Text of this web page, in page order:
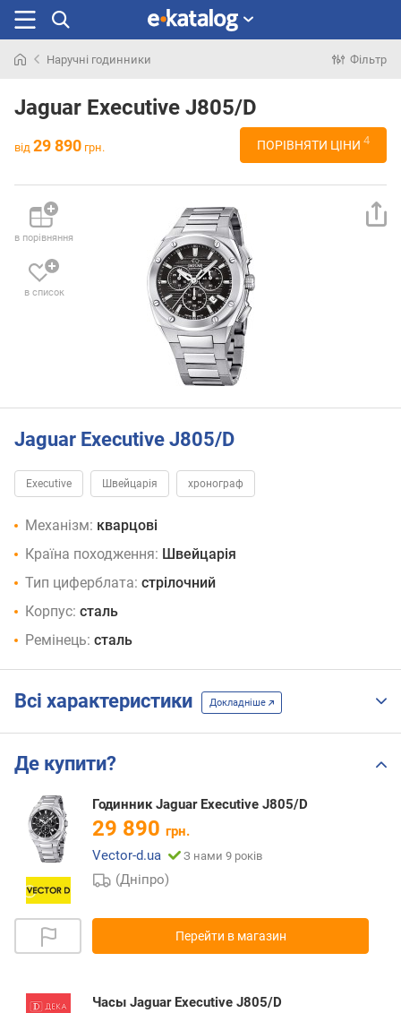
раніше
Наручні годинники Фільтр
Jaguar Executive J805/D
від 29 890 грн. ПОРІВНЯТИ ЦІНИ 4
в порівняння
в список
Jaguar Executive J805/D
Executive Швейцарія хронограф
Механізм: кварцові
Країна походження: Швейцарія
Тип циферблата: стрілочний
Корпус: сталь
Ремінець: сталь
Всі характеристики Докладніше
Де купити?
Годинник Jaguar Executive J805/D
29 890 грн.
Vector-d.ua
З нами 9 років
(Дніпро)
Перейти в магазин
Часы Jaguar Executive J805/D